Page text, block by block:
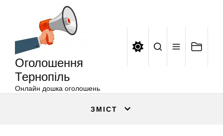
Оголошення
Тернопіль
Онлайн дошка оголошень
ЗМІСТ